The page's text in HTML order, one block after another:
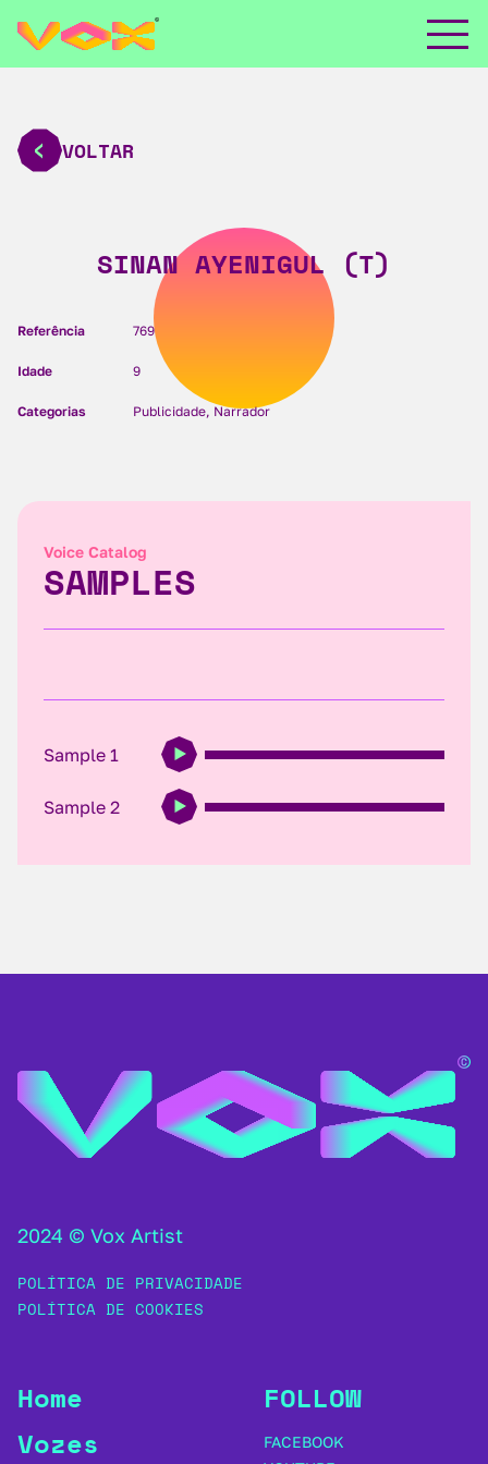
VOLTAR
SINAN AYENIGUL (T)
Referência 769
Idade 9
Categorias Publicidade, Narrador
Voice Catalog
SAMPLES
Sample 1
Sample 2
2024 © Vox Artist
POLÍTICA DE PRIVACIDADE
POLÍTICA DE COOKIES
Home
Vozes
FOLLOW
FACEBOOK